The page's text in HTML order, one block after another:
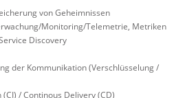
von Geheimnissen
Monitoring/Telemetrie, Metriken
Discovery
der Kommunikation (Verschlüsselung /
/ Continous Delivery (CD)